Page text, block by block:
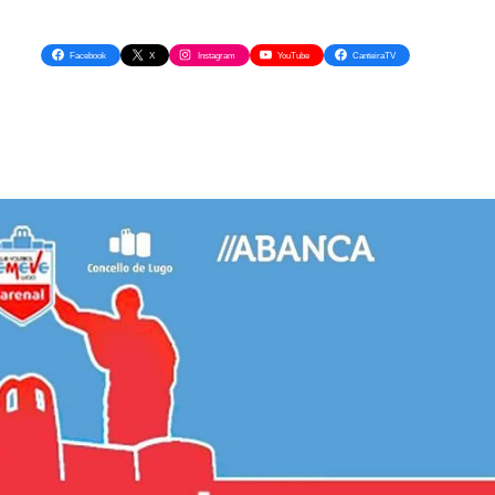
Facebook X Instagram YouTube CanteiraTV